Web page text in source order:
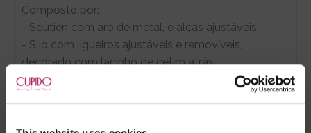
Composto por:
- Soutien com aro de metal, e alças ajustáveis;
- Slip com ligueiros ajustáveis e removíveis,
decorado com lacinho de cetim atrás;
- Bandolete.
OBS: Não inclui meias. Veja a nossa categoriaAQUI.